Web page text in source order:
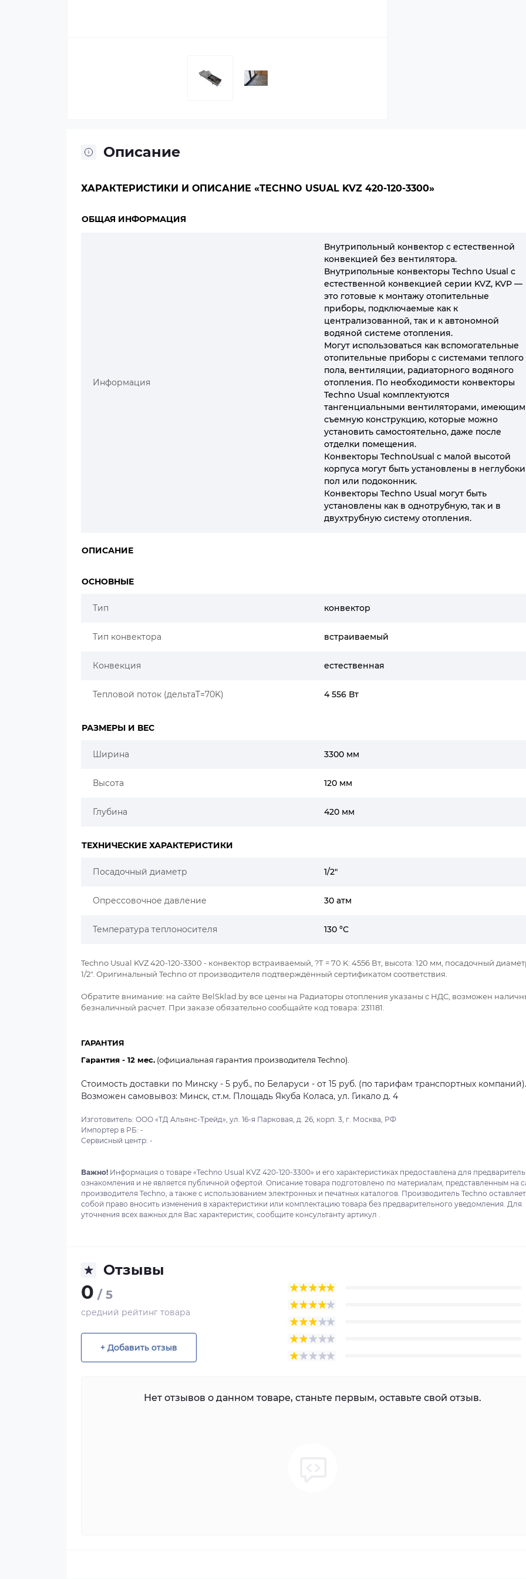
Описание
ХАРАКТЕРИСТИКИ И ОПИСАНИЕ «TECHNO USUAL KVZ 420-120-3300»
ОБЩАЯ ИНФОРМАЦИЯ
Информация
Внутрипольный конвектор с естественной
конвекцией без вентилятора.
Внутрипольные конвекторы Techno Usual с
естественной конвекцией серии KVZ, KVP —
это готовые к монтажу отопительные
приборы, подключаемые как к
централизованной, так и к автономной
водяной системе отопления.
Могут использоваться как вспомогательные
отопительные приборы с системами теплого
пола, вентиляции, радиаторного водяного
отопления. По необходимости конвекторы
Techno Usual комплектуются
тангенциальными вентиляторами,
съемную конструкцию, которые можно
установить самостоятельно, даже после
отделки помещения.
Конвекторы TechnoUsual с малой высотой
корпуса могут быть установлены в
пол или подоконник.
Конвекторы Techno Usual могут быть
установлены как в однотрубную, так и в
двухтрубную систему отопления.
ОПИСАНИЕ
ОСНОВНЫЕ
Тип конвектор
Тип конвектора встраиваемый
Конвекция естественная
Тепловой поток (дельтаT=70K) 4 556 Вт
РАЗМЕРЫ И ВЕС
Ширина 3300 мм
Высота 120 мм
Глубина 420 мм
ТЕХНИЧЕСКИЕ ХАРАКТЕРИСТИКИ
Посадочный диаметр 1/2"
Опрессовочное давление 30 атм
Температура теплоносителя 130 °C
Techno Usual KVZ 420-120-3300 - конвектор встраиваемый, ?Т = 70 K: 4556 Вт, высота: 120 мм, посадочный
1/2". Оригинальный Techno от производителя подтверждённый сертификатом соответствия.
Обратите внимание: на сайте BelSklad.by все цены на Радиаторы отопления указаны с НДС, возможен
безналичный расчет. При заказе обязательно сообщайте код товара: 231181.
ГАРАНТИЯ
Гарантия - 12 мес. (официальная гарантия производителя Techno).
Стоимость доставки по Минску - 5 руб., по Беларуси - от 15 руб. (по тарифам транспортных компаний).
Возможен самовывоз: Минск, ст.м. Площадь Якуба Коласа, ул. Гикало д. 4
Изготовитель: ООО «ТД Альянс-Трейд», ул. 16-я Парковая, д. 26, корп. 3, г. Москва, РФ
Импортер в РБ: -
Сервисный центр: -
Важно! Информация о товаре «Techno Usual KVZ 420-120-3300» и его характеристиках предоставлена для
ознакомления и не является публичной офертой. Описание товара подготовлено по материалам, представленным на
производителя Techno, а также с использованием электронных и печатных каталогов. Производитель Techno оставляет
собой право вносить изменения в характеристики или комплектацию товара без предварительного уведомления. Для
уточнения всех важных для Вас характеристик, сообщите консультанту артикул .
Отзывы
0 / 5
средний рейтинг товара
+ Добавить отзыв
Нет отзывов о данном товаре, станьте первым, оставьте свой отзыв.